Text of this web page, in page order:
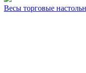
Весы торговые